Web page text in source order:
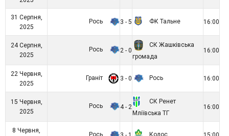
31 Серпня,
2025
Рось 3 - 5 ФК Тальне 16:00
24 Серпня,
2025
Рось 2 - 0
СК Жашківська
громада
16:00
22 Червня,
2025
Граніт 3 - 0 Рось 16:00
15 Червня,
2025
Рось 4 - 2
СК Ренет
Мліївська ТГ
16:00
8 Червня,
Рось Колос